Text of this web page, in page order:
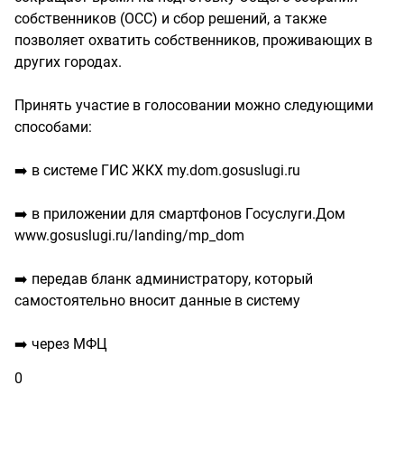
собственников (ОСС) и сбор решений, а также
позволяет охватить собственников, проживающих в
других городах.
Принять участие в голосовании можно следующими
способами:
➡️ в системе ГИС ЖКХ my.dom.gosuslugi.ru
➡️ в приложении для смартфонов Госуслуги.Дом
www.gosuslugi.ru/landing/mp_dom
➡️ передав бланк администратору, который
самостоятельно вносит данные в систему
➡️ через МФЦ
0